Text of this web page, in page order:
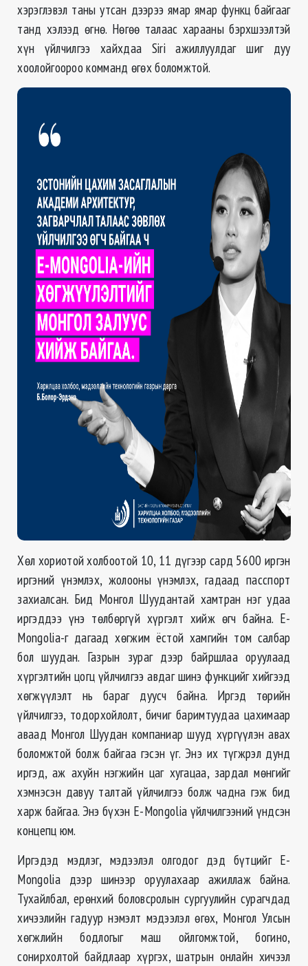
хэрэглэвэл таны утсан дээрээ ямар ямар функц байгааг
танд хэлээд өгнө. Нөгөө талаас харааны бэрхшээлтэй
хүн үйлчилгээ хайхдаа Siri ажиллуулдаг шиг дуу
хоолойгоороо комманд өгөх боломжтой.
Хөл хориотой холбоотой 10, 11 дүгээр сард 5600 иргэн
иргэний үнэмлэх, жолооны үнэмлэх, гадаад пасспорт
захиалсан. Бид Монгол Шуудантай хамтран нэг удаа
иргэддээ үнэ төлбөргүй хүргэлт хийж өгч байна. E-
Mongolia-г дагаад хөгжим ёстой хамгийн том салбар
бол шуудан. Газрын зураг дээр байршлаа оруулаад
хүргэлтийн цогц үйлчилгээ авдаг шинэ функцийг хийгээд
хөгжүүлэлт нь бараг дуусч байна. Иргэд төрийн
үйлчилгээ, тодорхойлолт, бичиг баримтуудаа цахимаар
аваад Монгол Шуудан компаниар шууд хүргүүлэн авах
боломжтой болж байгаа гэсэн үг. Энэ их түгжрэл дунд
иргэд, аж ахуйн нэгжийн цаг хугацаа, зардал мөнгийг
хэмнэсэн давуу талтай үйлчилгээ болж чадна гэж бид
харж байгаа. Энэ бүхэн E-Mongolia үйлчилгээний үндсэн
концепц юм.
Иргэдэд мэдлэг, мэдээлэл олгодог дэд бүтцийг E-
Mongolia дээр шинээр оруулахаар ажиллаж байна.
Тухайлбал, ерөнхий боловсролын сургуулийн сурагчдад
хичээлийн гадуур нэмэлт мэдээлэл өгөх, Монгол Улсын
хөгжлийн бодлогыг маш ойлгомжтой, богино,
сонирхолтой байдлаар хүргэх, шатрын онлайн хичээл